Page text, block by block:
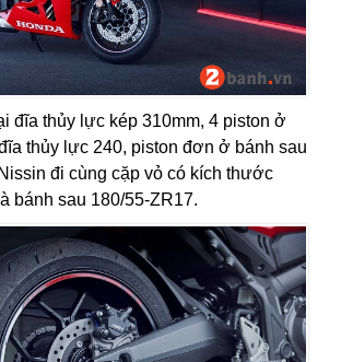
đĩa thủy lực kép 310mm, 4 piston ở
thủy lực 240, piston đơn ở bánh sau
đi cùng cặp vỏ có kích thước
bánh sau 180/55-ZR17.